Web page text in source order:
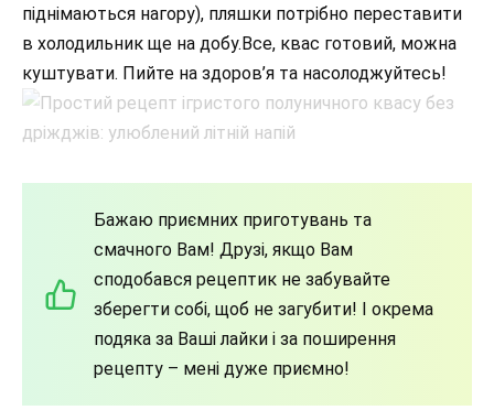
піднімаються нагору), пляшки потрібно переставити
в холодильник ще на добу.Все, квас готовий, можна
куштувати. Пийте на здоров’я та насолоджуйтесь!
Бажаю приємних приготувань та
смачного Вам! Друзі, якщо Вам
сподобався рецептик не забувайте
зберегти собі, щоб не загубити! І окрема
подяка за Ваші лайки і за поширення
рецепту – мені дуже приємно!